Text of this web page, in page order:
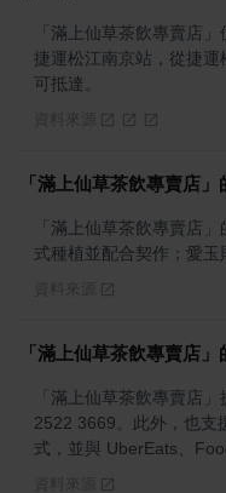
「滿上仙草茶飲專賣店
捷運松江南京站，從捷
可抵達。
「滿上仙草茶飲專賣店
「滿上仙草茶飲專賣店
式種植並配合契作；愛玉
「滿上仙草茶飲專賣店
「滿上仙草茶飲專賣店
2522 3669。此外，也支
式，並與 UberEats、